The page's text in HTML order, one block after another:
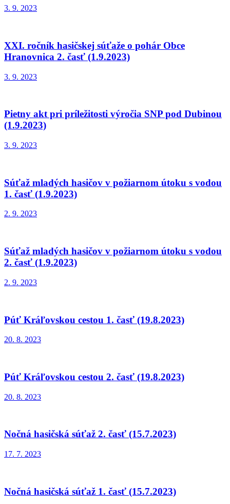
3. 9. 2023
XXI. ročník hasičskej súťaže o pohár Obce
Hranovnica 2. časť (1.9.2023)
3. 9. 2023
Pietny akt pri príležitosti výročia SNP pod Dubinou
(1.9.2023)
3. 9. 2023
Súťaž mladých hasičov v požiarnom útoku s vodou
1. časť (1.9.2023)
2. 9. 2023
Súťaž mladých hasičov v požiarnom útoku s vodou
2. časť (1.9.2023)
2. 9. 2023
Púť Kráľovskou cestou 1. časť (19.8.2023)
20. 8. 2023
Púť Kráľovskou cestou 2. časť (19.8.2023)
20. 8. 2023
Nočná hasičská súťaž 2. časť (15.7.2023)
17. 7. 2023
Nočná hasičská súťaž 1. časť (15.7.2023)